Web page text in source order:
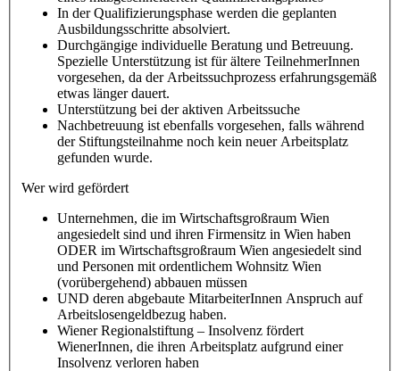
In der Qualifizierungsphase werden die geplanten
Ausbildungsschritte absolviert.
Durchgängige individuelle Beratung und Betreuung.
Spezielle Unterstützung ist für ältere TeilnehmerInnen
vorgesehen, da der Arbeitssuchprozess erfahrungsgemäß
etwas länger dauert.
Unterstützung bei der aktiven Arbeitssuche
Nachbetreuung ist ebenfalls vorgesehen, falls während
der Stiftungsteilnahme noch kein neuer Arbeitsplatz
gefunden wurde.
Wer wird gefördert
Unternehmen, die im Wirtschaftsgroßraum Wien
angesiedelt sind und ihren Firmensitz in Wien haben
ODER im Wirtschaftsgroßraum Wien angesiedelt sind
und Personen mit ordentlichem Wohnsitz Wien
(vorübergehend) abbauen müssen
UND deren abgebaute MitarbeiterInnen Anspruch auf
Arbeitslosengeldbezug haben.
Wiener Regionalstiftung – Insolvenz fördert
WienerInnen, die ihren Arbeitsplatz aufgrund einer
Insolvenz verloren haben